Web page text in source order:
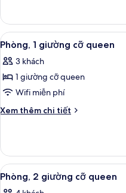
bồn
tắm
phù
hợp
cho
người
tật
Phòng,
giường
king,
bồn
phù
hợp
cho
tật
Xem
tất
cả
ảnh
Phòng,
1
queen
6
Phòng, 1 giường cỡ queen
3 khách
1 giường cỡ queen
Wifi miễn phí
Xem thêm chi tiết
Chi
Phòng,
giường
Xem
tất
8
Phòng, 2 giường cỡ queen